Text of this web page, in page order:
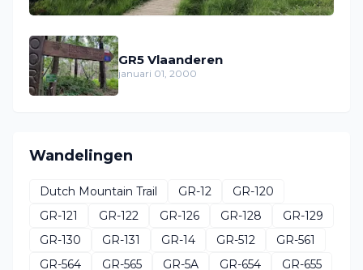
GR5 Vlaanderen
januari 01, 2000
Wandelingen
Dutch Mountain Trail GR-12
GR-120
GR-121
GR-122 GR-126 GR-128
GR-129
GR-130
GR-131 GR-14 GR-512
GR-561
GR-564
GR-565 GR-5A GR-654 GR-655